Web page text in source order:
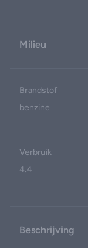
Milieu
Brandstof
benzine
Verbruik
4.4
Beschrijving